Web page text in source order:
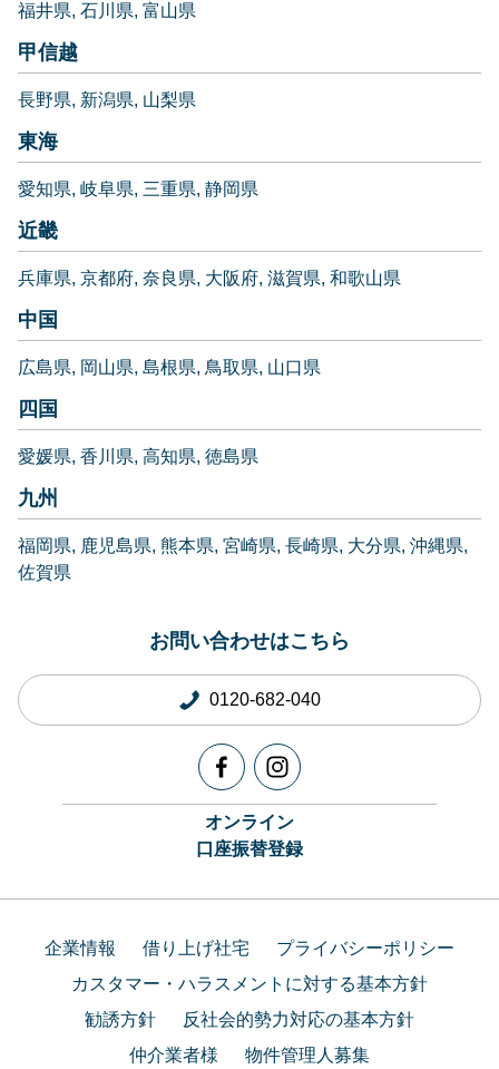
福井県 石川県 富山県
甲信越
長野県 新潟県 山梨県
東海
愛知県 岐阜県 三重県 静岡県
近畿
兵庫県 京都府 奈良県 大阪府 滋賀県 和歌山県
中国
広島県 岡山県 島根県 鳥取県 山口県
四国
愛媛県 香川県 高知県 徳島県
九州
福岡県 鹿児島県 熊本県 宮崎県 長崎県 大分県 沖縄県
佐賀県
お問い合わせはこちら
0120-682-040
オンライン
口座振替登録
企業情報 借り上げ社宅
プライバシーポリシー
カスタマー・ハラスメントに対する基本方針
勧誘方針
反社会的勢力対応の基本方針
仲介業者様
物件管理人募集